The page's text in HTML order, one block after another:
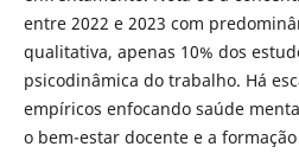
entre 2022 e 2023 com
qualitativa, apenas 10% dos
psicodinâmica do trabalho. Há
empíricos enfocando saúde
o bem-estar docente e a